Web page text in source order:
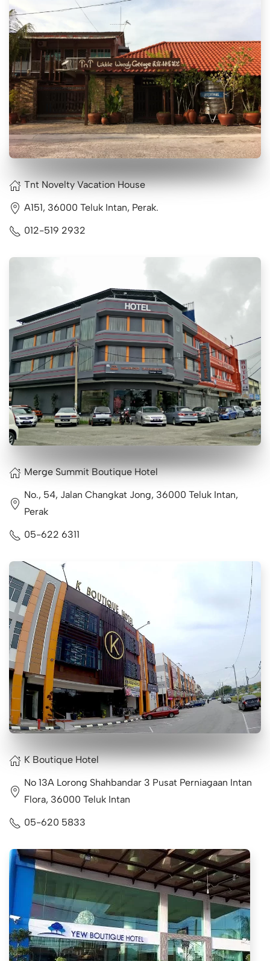
Tnt Novelty Vacation House
A151, 36000 Teluk Intan, Perak.
012-519 2932
Merge Summit Boutique Hotel
No., 54, Jalan Changkat Jong, 36000 Teluk Intan,
Perak
05-622 6311
K Boutique Hotel
No 13A Lorong Shahbandar 3 Pusat Perniagaan Intan
Flora, 36000 Teluk Intan
05-620 5833